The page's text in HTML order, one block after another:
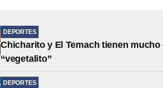
DEPORTES
Chicharito y El Temach tienen
“vegetalito”
DEPORTES